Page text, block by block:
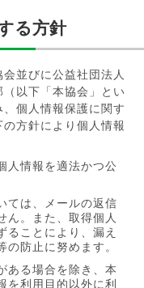
る方針
並びに公益社団法人
以下「本協会」とい
個人情報保護に関す
方針により個人情報
人情報を適法かつ公
ては、メールの返信
ん。また、取得個人
ることにより、漏え
の防止に努めます。
ある場合を除き、本
を利用目的以外に利